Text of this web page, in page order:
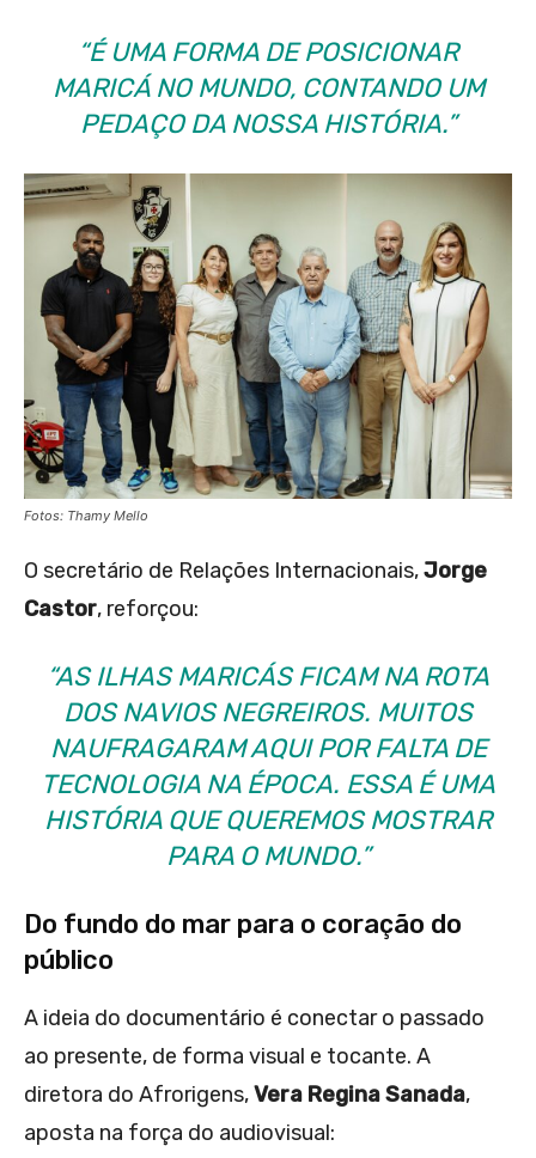
“É UMA FORMA DE POSICIONAR
MARICÁ NO MUNDO, CONTANDO UM
PEDAÇO DA NOSSA HISTÓRIA.”
Fotos: Thamy Mello
O secretário de Relações Internacionais,Jorge
Castor, reforçou:
“AS ILHAS MARICÁS FICAM NA ROTA
DOS NAVIOS NEGREIROS. MUITOS
NAUFRAGARAM AQUI POR FALTA DE
TECNOLOGIA NA ÉPOCA. ESSA É UMA
HISTÓRIA QUE QUEREMOS MOSTRAR
PARA O MUNDO.”
Do fundo do mar para o coração do
público
A ideia do documentário é conectar o passado
ao presente, de forma visual e tocante. A
diretora do Afrorigens,Vera Regina Sanada,
aposta na força do audiovisual: